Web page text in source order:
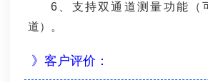
6、支持双通道测量功能（
道）。
》客户评价：